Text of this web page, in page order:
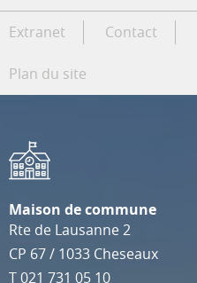
Extranet Contact
Plan du site
Maison de commune
Rte de Lausanne 2
CP 67/ 1033 Cheseaux
T021 731 05 10